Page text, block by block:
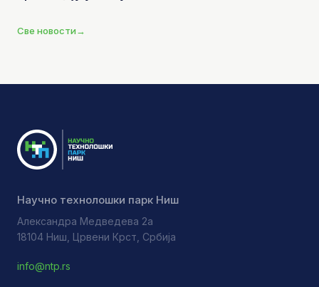
Све новости→
Научно технолошки парк Ниш
Александра Медведева 2а
18104 Ниш, Црвени Крст, Србија
info@ntp.rs